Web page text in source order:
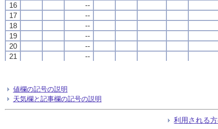
16
--
17
--
18
--
19
--
20
--
21
--
24
16
--
17
--
18
--
19
--
20
--
21
--
24
16
--
17
--
18
--
19
--
20
--
21
--
24
16
--
17
--
18
--
19
--
20
--
21
--
24
値欄の記号の説明
天気欄と記事欄の記号の説明
利用される